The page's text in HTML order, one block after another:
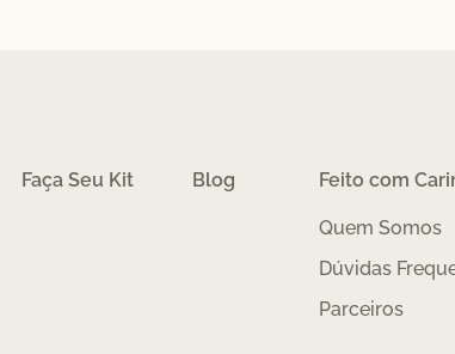
Faça Seu Kit Blog Feito com
Quem Somos
Dúvidas
Parceiros